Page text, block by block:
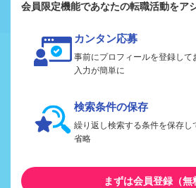
会員限定機能であなたの転職活動をア
カンタン応募
事前にプロフィールを登録して
入力が簡単に
検索条件の保存
繰り返し検索する条件を保存し
省略
まずは会員登録（無